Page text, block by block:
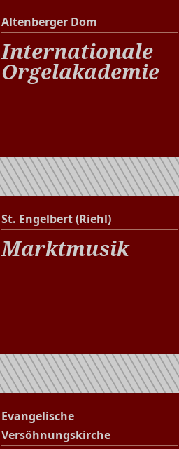
Altenberger Dom
Internationale
Orgelakademie
St. Engelbert (Riehl)
Marktmusik
Evangelische
Versöhnungskirche